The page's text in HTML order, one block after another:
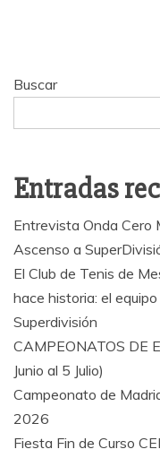
Buscar
Entradas
Entrevista Onda Cero
Ascenso a
El Club de Tenis de
hace historia: el
Superdivisión
CAMPEONATOS DE
Junio al 5 Julio)
Campeonato de
2026
Fiesta Fin de Curso